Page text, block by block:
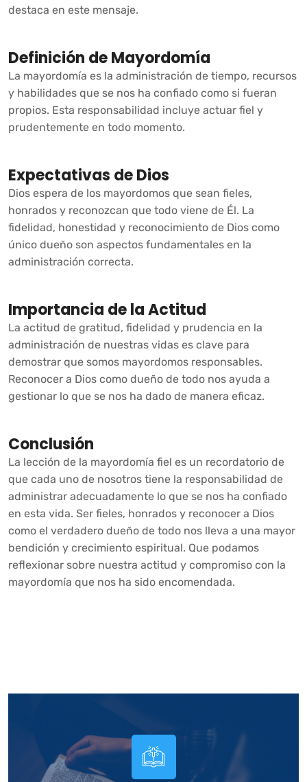
destaca en este mensaje.
Definición de Mayordomía
La mayordomía es la administración de tiempo, recursos
y habilidades que se nos ha confiado como si fueran
propios. Esta responsabilidad incluye actuar fiel y
prudentemente en todo momento.
Expectativas de Dios
Dios espera de los mayordomos que sean fieles,
honrados y reconozcan que todo viene de Él. La
fidelidad, honestidad y reconocimiento de Dios como
único dueño son aspectos fundamentales en la
administración correcta.
Importancia de la Actitud
La actitud de gratitud, fidelidad y prudencia en la
administración de nuestras vidas es clave para
demostrar que somos mayordomos responsables.
Reconocer a Dios como dueño de todo nos ayuda a
gestionar lo que se nos ha dado de manera eficaz.
Conclusión
La lección de la mayordomía fiel es un recordatorio de
que cada uno de nosotros tiene la responsabilidad de
administrar adecuadamente lo que se nos ha confiado
en esta vida. Ser fieles, honrados y reconocer a Dios
como el verdadero dueño de todo nos lleva a una mayor
bendición y crecimiento espiritual. Que podamos
reflexionar sobre nuestra actitud y compromiso con la
mayordomía que nos ha sido encomendada.